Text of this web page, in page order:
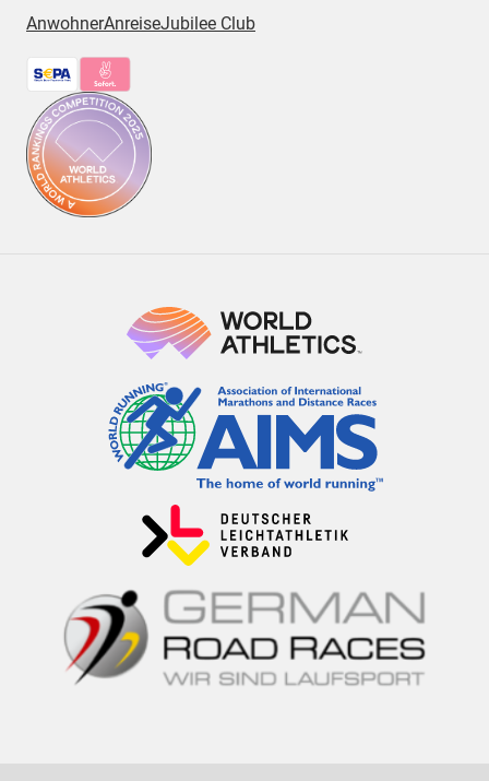
AnwohnerAnreiseJubilee Club
Bezahlmethoden: